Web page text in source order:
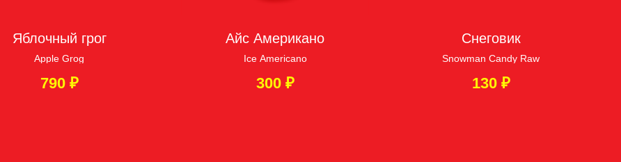
Яблочный грог
Apple Grog
790 ₽
Айс Американо
Ice Americano
300 ₽
Снеговик
Snowman Candy Raw
130 ₽